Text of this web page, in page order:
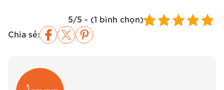
Chia sẻ:
5/5 - (1 bình chọn)